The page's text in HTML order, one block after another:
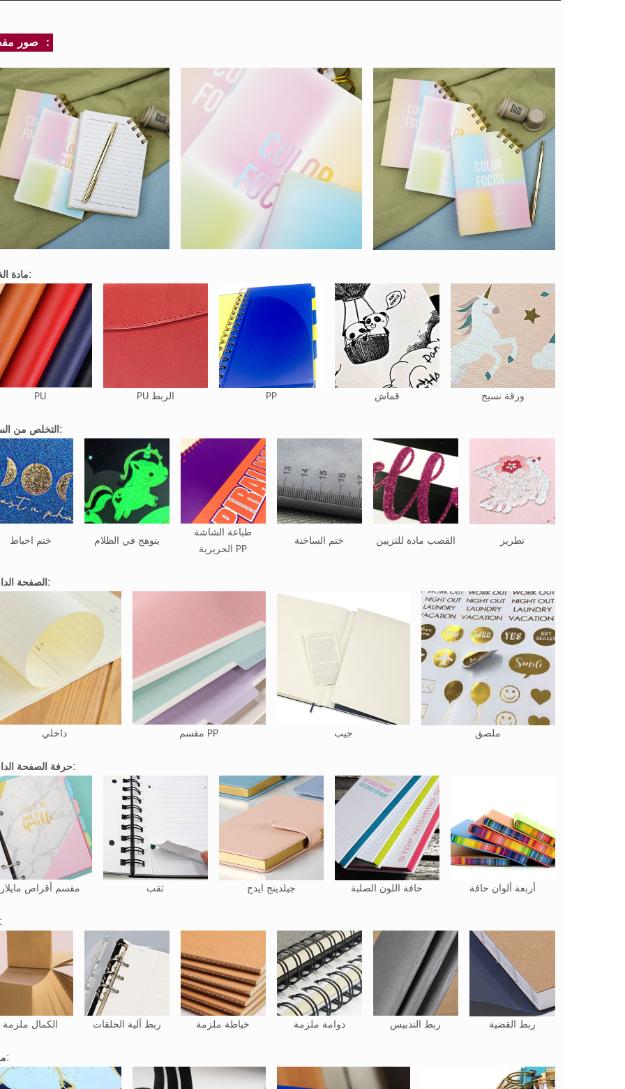
صور مفصلة ：
مادة الغطاء:
PU PU الربط PP قماش ورقة نسيج
التخلص من السطح:
ختم احباط يتوهج في الظلام
طباعة الشاشة
الحريرية PP
ختم الساخنة القصب مادة للتزيين تطريز
الصفحة الداخلية:
داخلي مقسم PP جيب ملصق
حرفة الصفحة الداخلية:
مقسم أقراص مايلار ثقب جيلدينج ايدج حافة اللون الصلبة أربعة ألوان حافة
الكمال ملزمة ربط آلية الحلقات خياطة ملزمة دوامة ملزمة ربط التدبيس ربط القضية
ملحق: